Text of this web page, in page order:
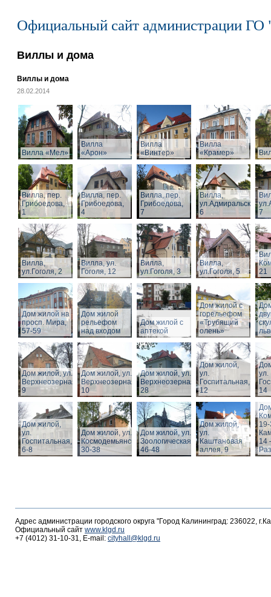
Официальный сайт администрации ГО
Виллы и дома
Виллы и дома
28.02.2014
Вилла «Мел»
Вилла
«Арон»
Вилла
«Винтер»
Вилла
«Крамер»
Вилла, пер.
Грибоедова,
1
Вилла, пер.
Грибоедова,
4
Вилла, пер.
Грибоедова,
7
Вилла,
ул.Адмиральская,
6
7
Вилла,
ул.Гоголя, 2
Вилла, ул.
Гоголя, 12
Вилла,
ул.Гоголя, 3
Вилла,
ул.Гоголя, 5
21
Дом жилой на
просп. Мира,
57-59
Дом жилой
рельефом
над входом
Дом жилой с
аптекой
Дом жилой с
горельефом
«Трубящий
олень»
Дом жилой, ул.
Верхнеозерная,
9
Дом жилой, ул.
Верхнеозерная,
10
Дом жилой, ул.
Верхнеозерная,
28
Дом жилой,
ул.
Госпитальная,
12
ул.
14
Дом жилой,
ул.
Госпитальная,
6-8
Дом жилой, ул. З.
Космодемьянской
30-38
Дом жилой, ул.
Зоологическая,
46-48
Дом жилой,
ул.
Каштановая
аллея, 9
14
Адрес администрации городского округа "Город Калининград: 236022,
Официальный сайт www.klgd.ru
+7 (4012) 31-10-31, E-mail: cityhall@klgd.ru